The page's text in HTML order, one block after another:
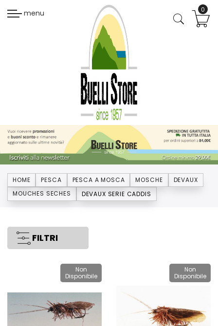
menu
HOME PESCA PESCA A MOSCA MOSCHE
DEVAUX
MOUCHES SECHES
DEVAUX SERIE CADDIS
FILTRI
Non
Disponibile
Non
Disponibile